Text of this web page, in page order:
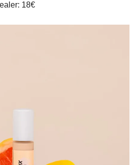
18€